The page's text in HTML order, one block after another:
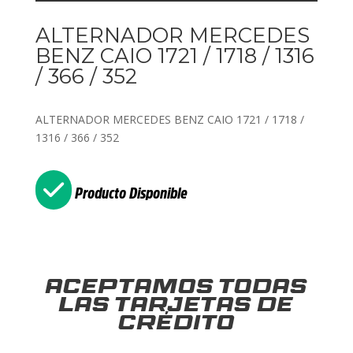
ALTERNADOR MERCEDES
BENZ CAIO 1721 / 1718 / 1316
/ 366 / 352
ALTERNADOR MERCEDES BENZ CAIO 1721 / 1718 /
1316 / 366 / 352
Producto Disponible
Aceptamos todas
las tarjetas de
crédito